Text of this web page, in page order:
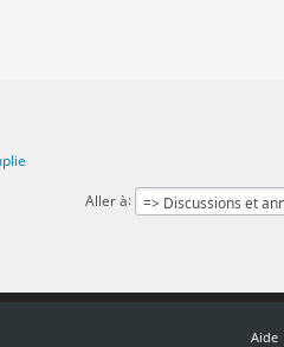
Aller à
Aide